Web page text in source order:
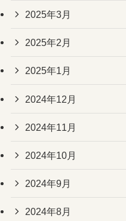
2025年3月
2025年2月
2025年1月
2024年12月
2024年11月
2024年10月
2024年9月
2024年8月